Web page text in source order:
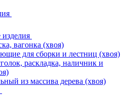
вагонка (хвоя)
для сборки и лестниц (хвоя)
раскладка, наличник и
из массива дерева (хвоя)